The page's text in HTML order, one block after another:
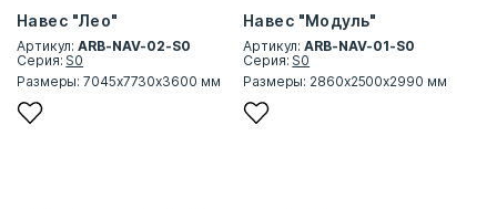
Навес "Лео"
Артикул:ARB-NAV-02-S0
Серия: S0
Размеры: 7045х7730х3600 мм
Навес "Модуль"
Артикул:ARB-NAV-01-S0
Серия: S0
Размеры: 2860х2500х2990 мм